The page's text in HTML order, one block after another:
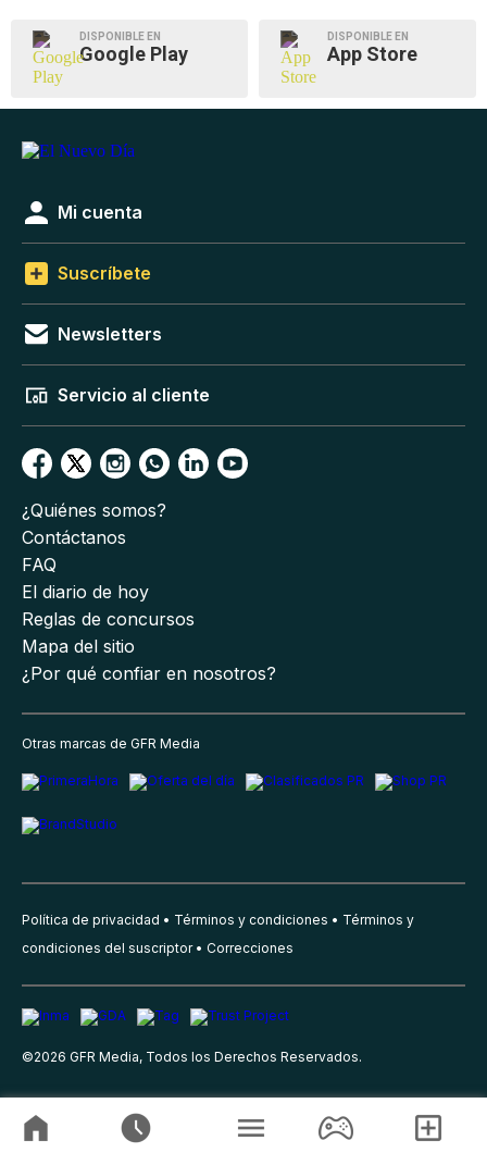
DISPONIBLE EN
Google Play
DISPONIBLE EN
App Store
Mi cuenta
Suscríbete
Newsletters
Servicio al cliente
¿Quiénes somos?
Contáctanos
FAQ
El diario de hoy
Reglas de concursos
Mapa del sitio
¿Por qué confiar en nosotros?
Otras marcas de GFR Media
Política de privacidad Términos y condiciones
Términos y
condiciones del suscriptor
Correcciones
©2026 GFR Media, Todos los Derechos Reservados.